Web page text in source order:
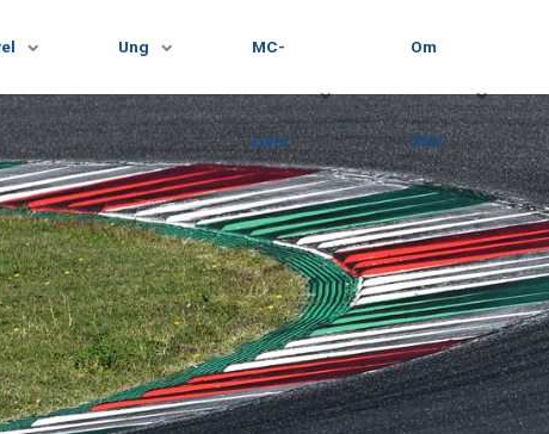
Ung MC-
Livet
Om
SMC